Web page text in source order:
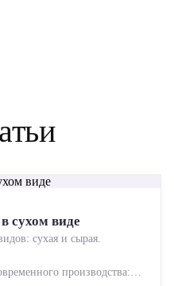
сухом виде
сухая и сырая.
производства: